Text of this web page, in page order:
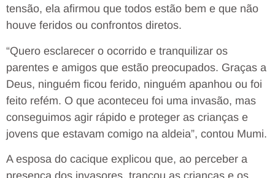
tensão, ela afirmou que todos estão bem e que não
houve feridos ou confrontos diretos.
“Quero esclarecer o ocorrido e tranquilizar os
parentes e amigos que estão preocupados. Graças a
Deus, ninguém ficou ferido, ninguém apanhou ou foi
feito refém. O que aconteceu foi uma invasão, mas
conseguimos agir rápido e proteger as crianças e
jovens que estavam comigo na aldeia”, contou Mumi.
A esposa do cacique explicou que, ao perceber a
presença dos invasores, trancou as crianças e os